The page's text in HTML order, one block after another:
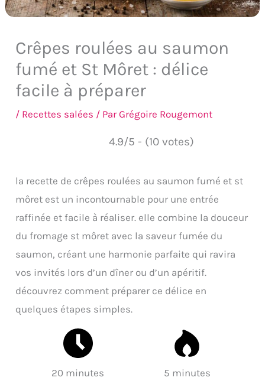
Crêpes roulées au saumon
fumé et St Môret : délice
facile à préparer
/ Recettes salées / ParGrégoire Rougemont
4.9/5 - (10 votes)
la recette de crêpes roulées au saumon fumé et st
môret est un incontournable pour une entrée
raffinée et facile à réaliser. elle combine la douceur
du fromage st môret avec la saveur fumée du
saumon, créant une harmonie parfaite qui ravira
vos invités lors d’un dîner ou d’un apéritif.
découvrez comment préparer ce délice en
quelques étapes simples.
20 minutes 5 minutes